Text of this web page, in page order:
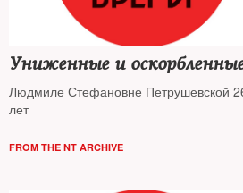
Униженные и
Людмиле Стефановне Петрушевской
лет
FROM THE NT ARCHIVE